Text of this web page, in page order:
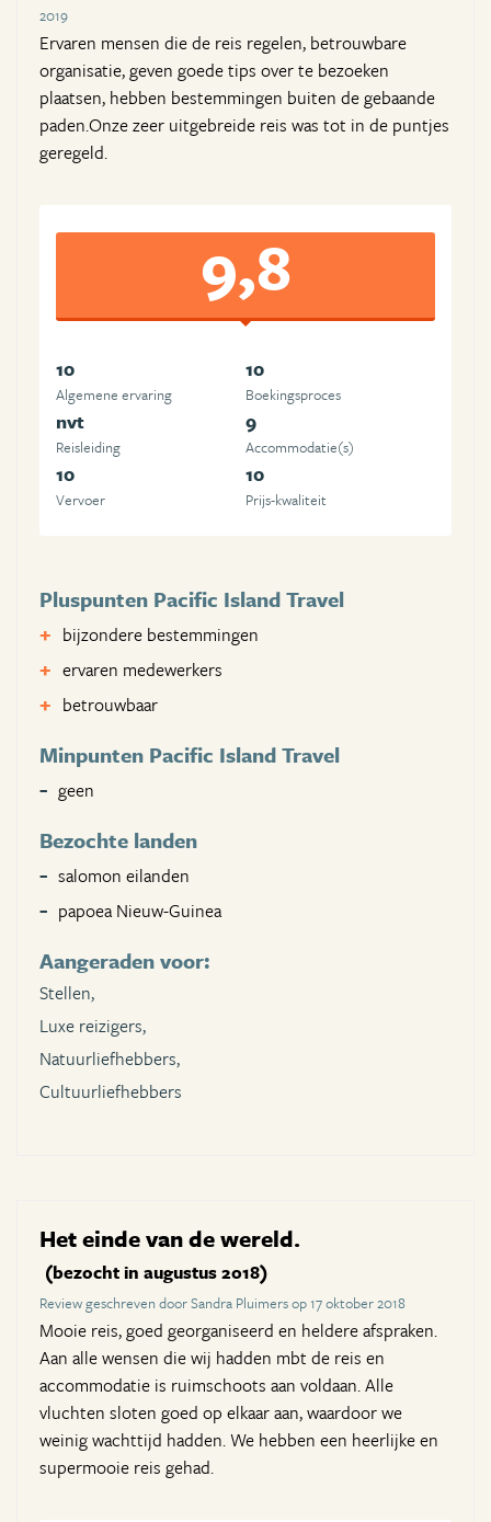
2019
Ervaren mensen die de reis regelen, betrouwbare
organisatie, geven goede tips over te bezoeken
plaatsen, hebben bestemmingen buiten de gebaande
paden.Onze zeer uitgebreide reis was tot in de puntjes
geregeld.
9,8
10
Algemene ervaring
10
Boekingsproces
nvt
Reisleiding
9
Accommodatie(s)
10
Vervoer
10
Prijs-kwaliteit
Pluspunten Pacific Island Travel
bijzondere bestemmingen
ervaren medewerkers
betrouwbaar
Minpunten Pacific Island Travel
geen
Bezochte landen
salomon eilanden
papoea Nieuw-Guinea
Aangeraden voor:
Stellen,
Luxe reizigers,
Natuurliefhebbers,
Cultuurliefhebbers
Het einde van de wereld.
(bezocht in augustus 2018)
Review geschreven door Sandra Pluimers op 17 oktober 2018
Mooie reis, goed georganiseerd en heldere afspraken.
Aan alle wensen die wij hadden mbt de reis en
accommodatie is ruimschoots aan voldaan. Alle
vluchten sloten goed op elkaar aan, waardoor we
weinig wachttijd hadden. We hebben een heerlijke en
supermooie reis gehad.